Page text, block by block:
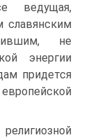
ведущая,
славянским
не
энергии
придется